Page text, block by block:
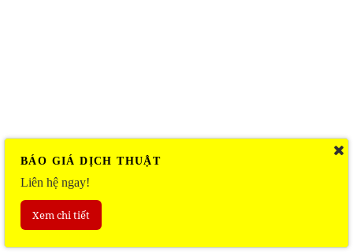
BÁO GIÁ DỊCH THUẬT
Liên hệ ngay!
Xem chi tiết